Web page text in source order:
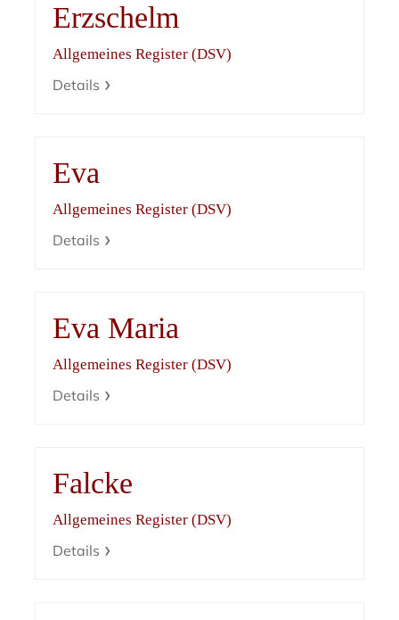
Erzschelm
Allgemeines Register (DSV)
Details
Eva
Allgemeines Register (DSV)
Details
Eva Maria
Allgemeines Register (DSV)
Details
Falcke
Allgemeines Register (DSV)
Details